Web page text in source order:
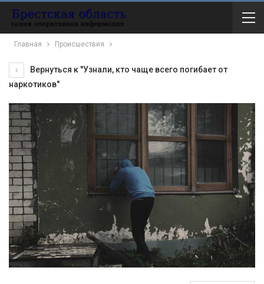
Главная Происшествия
Вернуться к "Узнали, кто чаще всего погибает от
наркотиков"